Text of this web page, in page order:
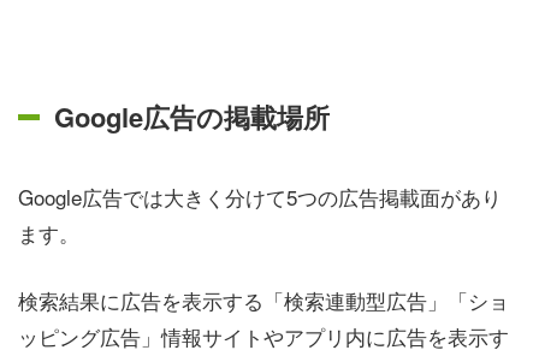
Google広告の掲載場所
Google広告では大きく分けて5つの広告掲載面があり
ます。
検索結果に広告を表示する「検索連動型広告」「ショ
ッピング広告」情報サイトやアプリ内に広告を表示す